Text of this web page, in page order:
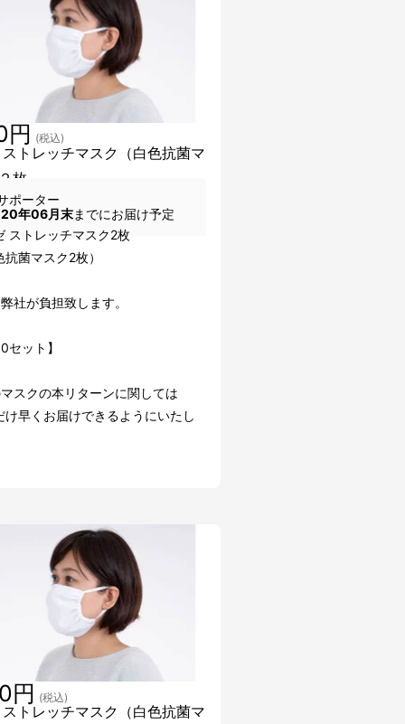
トレッチマスク（白色抗菌マ
枚
円 (税込)
ポーター
年06月末までにお届け予定
ストレッチマスク2枚
菌マスク2枚）
社が負担致します。
セット】
スクの本リターンに関しては
け早くお届けできるようにいたし
トレッチマスク（白色抗菌マ
円 (税込)